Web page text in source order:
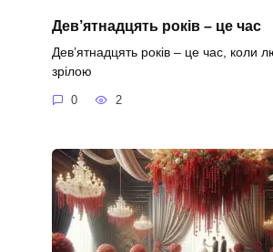
Дев’ятнадцять років – це час
Дев’ятнадцять років – це час, коли
зрілою
0 2